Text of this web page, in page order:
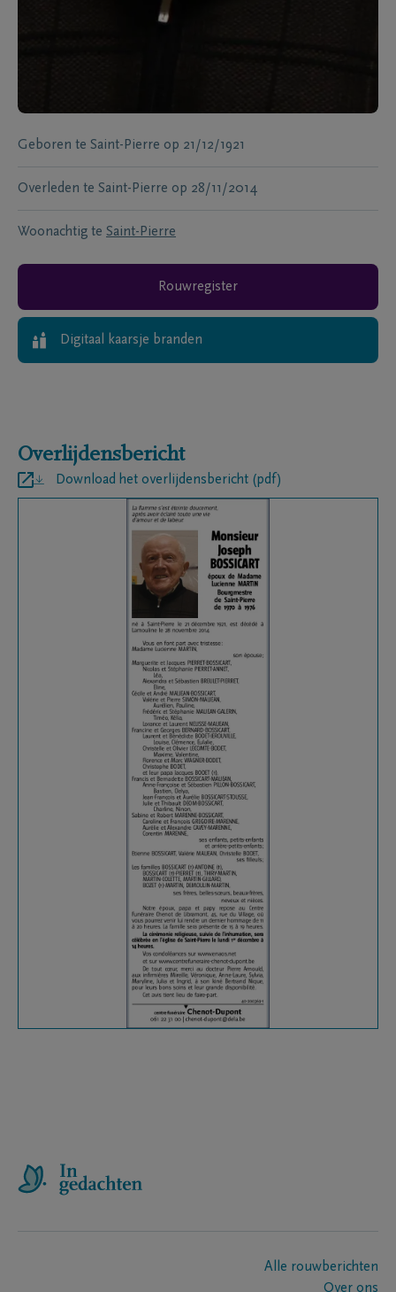
Geboren te Saint-Pierre op 21/12/1921
Overleden te Saint-Pierre op 28/11/2014
Woonachtig te Saint-Pierre
Rouwregister
Digitaal kaarsje branden
Overlijdensbericht
Download het overlijdensbericht (pdf)
Alle rouwberichten
Over ons